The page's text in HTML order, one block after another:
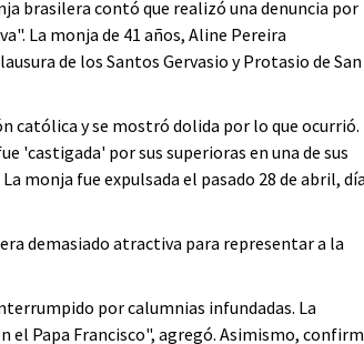
brasilera contó que realizó una denuncia por
La monja de 41 años, Aline Pereira
de los Santos Gervasio y Protasio de San
católica y se mostró dolida por lo que ocurrió.
'castigada' por sus superioras en una de sus
monja fue expulsada el pasado 28 de abril, día
demasiado atractiva para representar a la
por calumnias infundadas. La
el Papa Francisco", agregó. Asimismo,